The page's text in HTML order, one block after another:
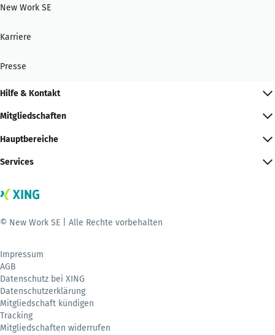
New Work SE
Karriere
Presse
Hilfe & Kontakt
Mitgliedschaften
Hauptbereiche
Services
© New Work SE | Alle Rechte vorbehalten
Impressum
AGB
Datenschutz bei XING
Datenschutzerklärung
Mitgliedschaft kündigen
Tracking
Mitgliedschaften widerrufen